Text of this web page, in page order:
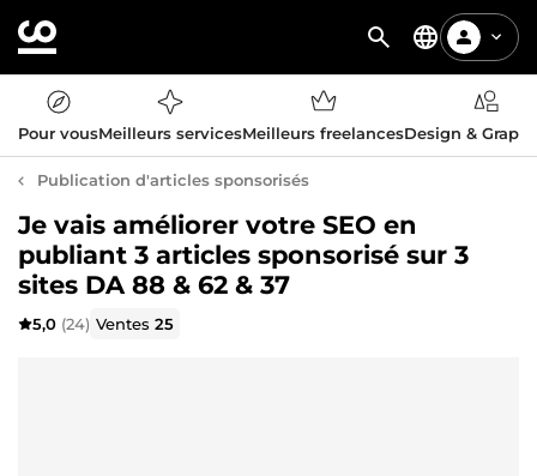
Pour vousMeilleurs servicesMeilleurs freelancesDesign &
Publication d'articles sponsorisés
Je vais améliorer votre SEO en
publiant 3 articles sponsorisé sur 3
sites DA 88 & 62 & 37
5,0 (24) Ventes25